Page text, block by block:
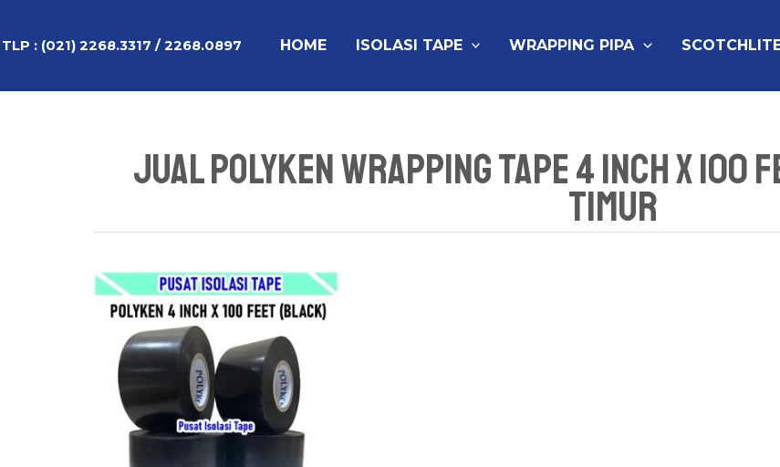
konten
TLP : (021) 2268.3317 / 2268.0897 HOME ISOLASI TAPE WRAPPING PIPA
Jual Polyken Wrapping Tape 4 Inch x 100
Timur